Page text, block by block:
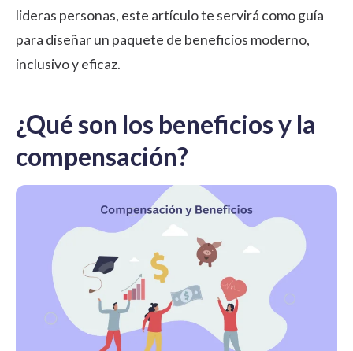
lideras personas, este artículo te servirá como guía
para diseñar un paquete de beneficios moderno,
inclusivo y eficaz.
¿Qué son los beneficios y la
compensación?